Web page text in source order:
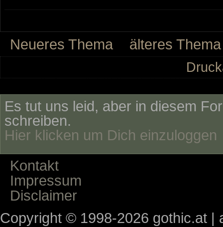
Neueres Thema älteres Thema
Es tut uns leid, aber in diesem
schreiben.
Hier klicken um Dich einzuloggen
Kontakt
Impressum
Disclaimer
Copyright © 1998-2026 gothic.at |